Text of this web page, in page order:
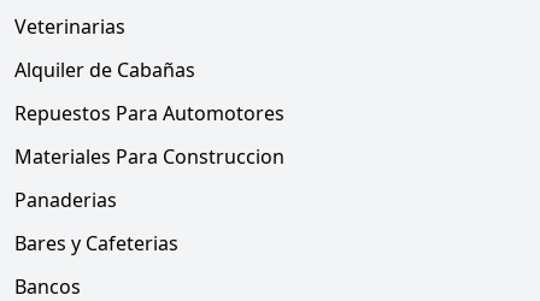
Veterinarias
Alquiler de Cabañas
Repuestos Para Automotores
Materiales Para Construccion
Panaderias
Bares y Cafeterias
Bancos